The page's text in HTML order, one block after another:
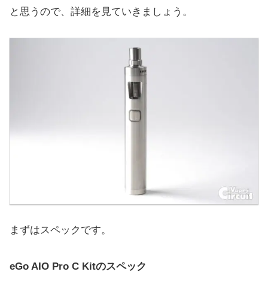
と思うので、詳細を見ていきましょう。
まずはスペックです。
eGo AIO Pro C Kitのスペック